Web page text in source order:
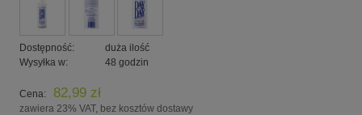
Dostępność:
duża ilość
Wysyłka w:
48 godzin
Cena: 82,99 zł
zawiera 23% VAT, bez kosztów dostawy